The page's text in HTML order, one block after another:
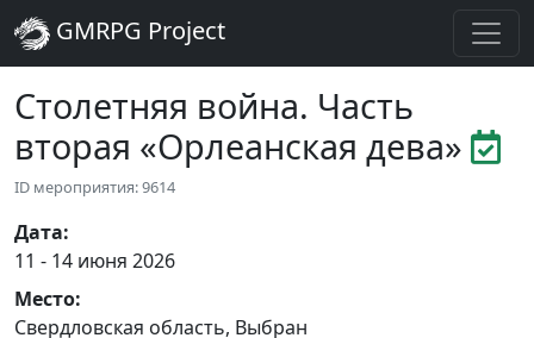
GMRPG Project
Столетняя война. Часть
вторая «Орлеанская дева»
ID мероприятия: 9614
Дата:
11 - 14 июня 2026
Место:
Свердловская область, Выбран